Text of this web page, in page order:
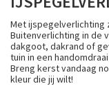
Met ijspegelverlichting
Buitenverlichting in de
dakgoot, dakrand of
tuin in een
Breng kerst vandaag
kleur die jij wilt!